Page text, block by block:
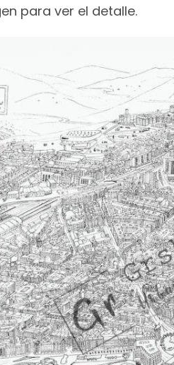
para ver el detalle.